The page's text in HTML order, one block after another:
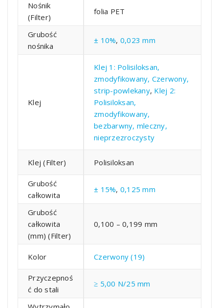
Nośnik
(Filter)
folia PET
Grubość
nośnika
± 10%, 0,023 mm
Klej
Klej 1: Polisiloksan,
zmodyfikowany, Czerwony,
strip-powlekany, Klej 2:
Polisiloksan,
zmodyfikowany,
bezbarwny, mleczny,
nieprzezroczysty
Klej (Filter) Polisiloksan
Grubość
całkowita
± 15%, 0,125 mm
Grubość
całkowita
(mm) (Filter)
0,100 – 0,199 mm
Kolor Czerwony (19)
Przyczepnoś
ć do stali
≥ 5,00 N/25 mm